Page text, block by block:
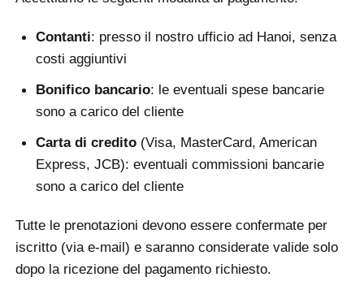
Contanti: presso il nostro ufficio ad Hanoi, senza
costi aggiuntivi
Bonifico bancario: le eventuali spese bancarie
sono a carico del cliente
Carta di credito (Visa, MasterCard, American
Express, JCB): eventuali commissioni bancarie
sono a carico del cliente
Tutte le prenotazioni devono essere confermate per
iscritto (via e-mail) e saranno considerate valide solo
dopo la ricezione del pagamento richiesto.